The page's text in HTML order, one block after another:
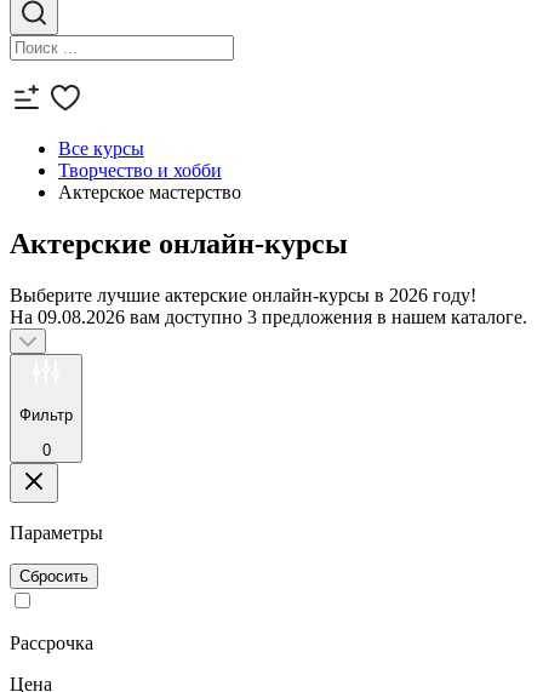
Все курсы
Творчество и хобби
Актерское мастерство
Актерские онлайн-курсы
Выберите лучшие актерские онлайн-курсы в 2026 году!
На 09.08.2026 вам доступно 3 предложения в нашем каталоге.
Фильтр
0
Параметры
Сбросить
Рассрочка
Цена